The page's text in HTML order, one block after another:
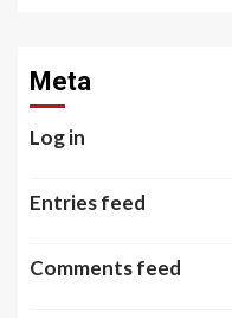
Meta
Log in
Entries feed
Comments feed